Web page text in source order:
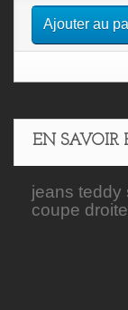
Ajouter au
EN SAVOIR
jeans teddy
coupe